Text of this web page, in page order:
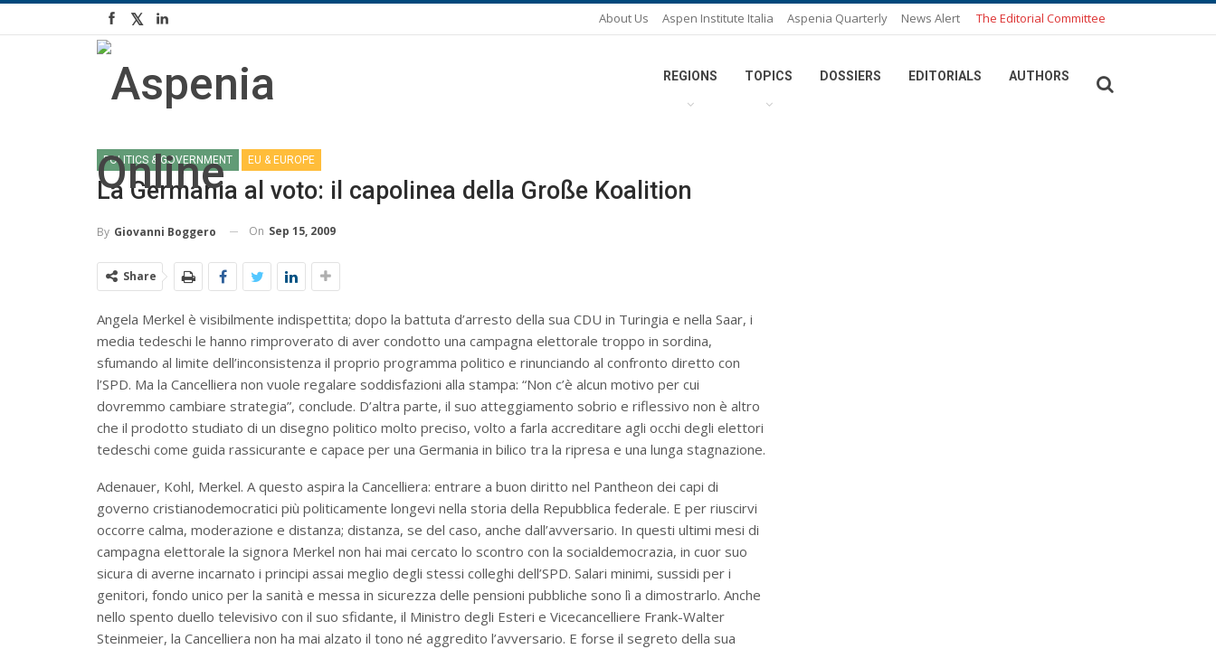
About Us Aspen Institute Italia Aspenia Quarterly News Alert The Editorial Committee
REGIONS TOPICS DOSSIERS EDITORIALS AUTHORS
POLITICS & GOVERNMENT EU & EUROPE
La Germania al voto: il capolinea della Große Koalition
By Giovanni Boggero On Sep 15, 2009
Share
Angela Merkel è visibilmente indispettita; dopo la battuta d’arresto della sua CDU in Turingia e nella Saar, i
media tedeschi le hanno rimproverato di aver condotto una campagna elettorale troppo in sordina,
sfumando al limite dell’inconsistenza il proprio programma politico e rinunciando al confronto diretto con
l’SPD. Ma la Cancelliera non vuole regalare soddisfazioni alla stampa: “Non c’è alcun motivo per cui
dovremmo cambiare strategia”, conclude. D’altra parte, il suo atteggiamento sobrio e riflessivo non è altro
che il prodotto studiato di un disegno politico molto preciso, volto a farla accreditare agli occhi degli elettori
tedeschi come guida rassicurante e capace per una Germania in bilico tra la ripresa e una lunga stagnazione.
Adenauer, Kohl, Merkel. A questo aspira la Cancelliera: entrare a buon diritto nel Pantheon dei capi di
governo cristianodemocratici più politicamente longevi nella storia della Repubblica federale. E per riuscirvi
occorre calma, moderazione e distanza; distanza, se del caso, anche dall’avversario. In questi ultimi mesi di
campagna elettorale la signora Merkel non hai mai cercato lo scontro con la socialdemocrazia, in cuor suo
sicura di averne incarnato i principi assai meglio degli stessi colleghi dell’SPD. Salari minimi, sussidi per i
genitori, fondo unico per la sanità e messa in sicurezza delle pensioni pubbliche sono lì a dimostrarlo. Anche
nello spento duello televisivo con il suo sfidante, il Ministro degli Esteri e Vicecancelliere Frank-Walter
Steinmeier, la Cancelliera non ha mai alzato il tono né aggredito l’avversario. E forse il segreto della sua